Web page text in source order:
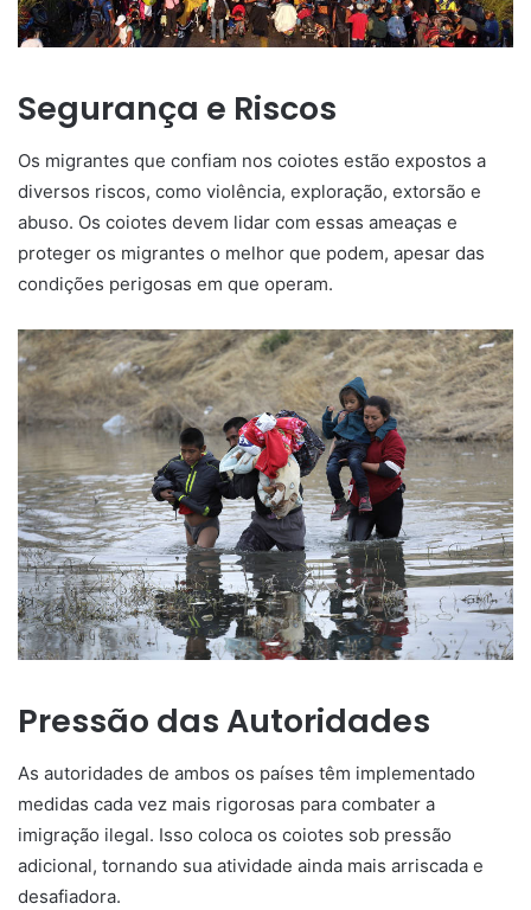
Segurança e Riscos
Os migrantes que confiam nos coiotes estão expostos a
diversos riscos, como violência, exploração, extorsão e
abuso. Os coiotes devem lidar com essas ameaças e
proteger os migrantes o melhor que podem, apesar das
condições perigosas em que operam.
Pressão das Autoridades
As autoridades de ambos os países têm implementado
medidas cada vez mais rigorosas para combater a
imigração ilegal. Isso coloca os coiotes sob pressão
adicional, tornando sua atividade ainda mais arriscada e
desafiadora.